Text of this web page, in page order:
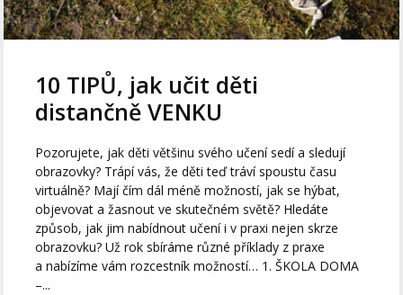
10 TIPŮ, jak učit děti
distančně VENKU
Pozorujete, jak děti většinu svého učení sedí a sledují
obrazovky? Trápí vás, že děti teď tráví spoustu času
virtuálně? Mají čím dál méně možností, jak se hýbat,
objevovat a žasnout ve skutečném světě? Hledáte
způsob, jak jim nabídnout učení i v praxi nejen skrze
obrazovku? Už rok sbíráme různé příklady z praxe
a nabízíme vám rozcestník možností… 1. ŠKOLA DOMA
–...